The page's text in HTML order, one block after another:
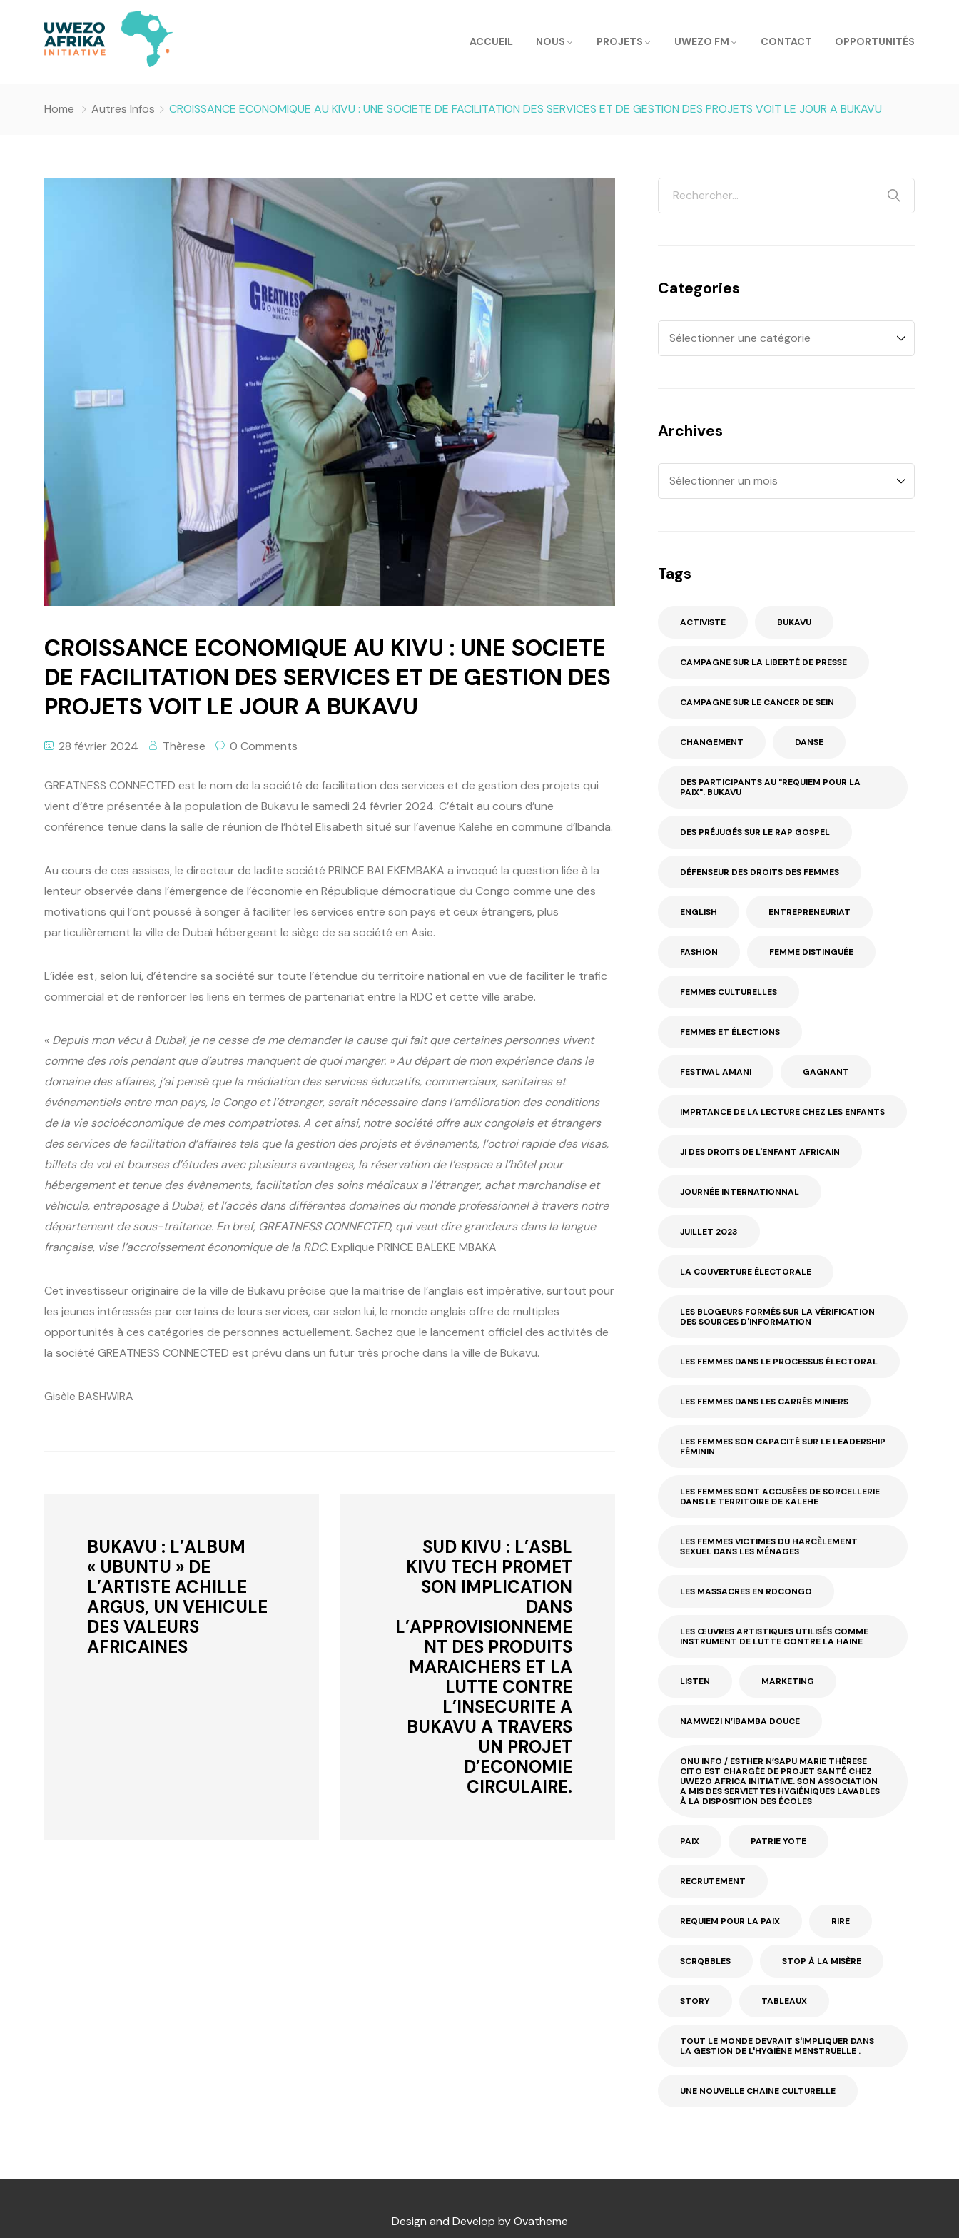
ACCUEIL NOUS PROJETS UWEZO FM CONTACT OPPORTUNITÉS
Home Autres Infos CROISSANCE ECONOMIQUE AU KIVU : UNE SOCIETE DE FACILITATION DES SERVICES ET DE GESTION DES PROJETS VOIT LE JOUR A BUKAVU
CROISSANCE ECONOMIQUE AU KIVU : UNE SOCIETE
DE FACILITATION DES SERVICES ET DE GESTION DES
PROJETS VOIT LE JOUR A BUKAVU
28 février 2024 Thèrese 0 Comments
GREATNESS CONNECTED est le nom de la société de facilitation des services et de gestion des projets qui
vient d’être présentée à la population de Bukavu le samedi 24 février 2024. C’était au cours d’une
conférence tenue dans la salle de réunion de l’hôtel Elisabeth situé sur l’avenue Kalehe en commune d’Ibanda.
Au cours de ces assises, le directeur de ladite société PRINCE BALEKEMBAKA a invoqué la question liée à la
lenteur observée dans l’émergence de l’économie en République démocratique du Congo comme une des
motivations qui l’ont poussé à songer à faciliter les services entre son pays et ceux étrangers, plus
particulièrement la ville de Dubaï hébergeant le siège de sa société en Asie.
L’idée est, selon lui, d’étendre sa société sur toute l’étendue du territoire national en vue de faciliter le trafic
commercial et de renforcer les liens en termes de partenariat entre la RDC et cette ville arabe.
« Depuis mon vécu à Dubaï, je ne cesse de me demander la cause qui fait que certaines personnes vivent
comme des rois pendant que d’autres manquent de quoi manger. » Au départ de mon expérience dans le
domaine des affaires, j’ai pensé que la médiation des services éducatifs, commerciaux, sanitaires et
événementiels entre mon pays, le Congo et l’étranger, serait nécessaire dans l’amélioration des conditions
de la vie socioéconomique de mes compatriotes. A cet ainsi, notre société offre aux congolais et étrangers
des services de facilitation d’affaires tels que la gestion des projets et évènements, l’octroi rapide des visas,
billets de vol et bourses d’études avec plusieurs avantages, la réservation de l’espace a l’hôtel pour
hébergement et tenue des évènements, facilitation des soins médicaux a l’étranger, achat marchandise et
véhicule, entreposage à Dubaï, et l’accès dans différentes domaines du monde professionnel à travers notre
département de sous-traitance. En bref, GREATNESS CONNECTED, qui veut dire grandeurs dans la langue
française, vise l’accroissement économique de la RDC.Explique PRINCE BALEKE MBAKA
Cet investisseur originaire de la ville de Bukavu précise que la maitrise de l’anglais est impérative, surtout pour
les jeunes intéressés par certains de leurs services, car selon lui, le monde anglais offre de multiples
opportunités à ces catégories de personnes actuellement. Sachez que le lancement officiel des activités de
la société GREATNESS CONNECTED est prévu dans un futur très proche dans la ville de Bukavu.
Gisèle BASHWIRA
BUKAVU : L’ALBUM
« UBUNTU » DE
L’ARTISTE ACHILLE
ARGUS, UN VEHICULE
DES VALEURS
AFRICAINES
SUD KIVU : L’ASBL
KIVU TECH PROMET
SON IMPLICATION
DANS
L’APPROVISIONNEME
NT DES PRODUITS
MARAICHERS ET LA
LUTTE CONTRE
L’INSECURITE A
BUKAVU A TRAVERS
UN PROJET
D’ECONOMIE
CIRCULAIRE.
Categories
Archives
Tags
ACTIVISTE BUKAVU
CAMPAGNE SUR LA LIBERTÉ DE PRESSE
CAMPAGNE SUR LE CANCER DE SEIN
CHANGEMENT DANSE
DES PARTICIPANTS AU "REQUIEM POUR LA
PAIX". BUKAVU
DES PRÉJUGÉS SUR LE RAP GOSPEL
DÉFENSEUR DES DROITS DES FEMMES
ENGLISH ENTREPRENEURIAT
FASHION FEMME DISTINGUÉE
FEMMES CULTURELLES
FEMMES ET ÉLECTIONS
FESTIVAL AMANI GAGNANT
IMPRTANCE DE LA LECTURE CHEZ LES ENFANTS
JI DES DROITS DE L'ENFANT AFRICAIN
JOURNÉE INTERNATIONNAL
JUILLET 2023
LA COUVERTURE ÉLECTORALE
LES BLOGEURS FORMÉS SUR LA VÉRIFICATION
DES SOURCES D'INFORMATION
LES FEMMES DANS LE PROCESSUS ÉLECTORAL
LES FEMMES DANS LES CARRÉS MINIERS
LES FEMMES SON CAPACITÉ SUR LE LEADERSHIP
FÉMININ
LES FEMMES SONT ACCUSÉES DE SORCELLERIE
DANS LE TERRITOIRE DE KALEHE
LES FEMMES VICTIMES DU HARCÈLEMENT
SEXUEL DANS LES MÉNAGES
LES MASSACRES EN RDCONGO
LES ŒUVRES ARTISTIQUES UTILISÉS COMME
INSTRUMENT DE LUTTE CONTRE LA HAINE
LISTEN MARKETING
NAMWEZI N’IBAMBA DOUCE
ONU INFO / ESTHER N’SAPU MARIE THÈRESE
CITO EST CHARGÉE DE PROJET SANTÉ CHEZ
UWEZO AFRICA INITIATIVE. SON ASSOCIATION
A MIS DES SERVIETTES HYGIÉNIQUES LAVABLES
À LA DISPOSITION DES ÉCOLES
PAIX PATRIE YOTE
RECRUTEMENT
REQUIEM POUR LA PAIX RIRE
SCRQBBLES STOP À LA MISÈRE
STORY TABLEAUX
TOUT LE MONDE DEVRAIT S'IMPLIQUER DANS
LA GESTION DE L'HYGIÈNE MENSTRUELLE .
UNE NOUVELLE CHAINE CULTURELLE
Design and Develop by Ovatheme